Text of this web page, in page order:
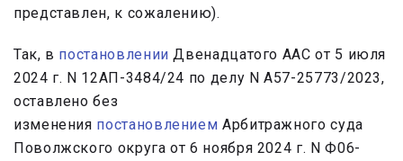
представлен, к сожалению).
Так, в постановлении Двенадцатого ААС от 5 июля
2024 г. N 12АП-3484/24 по делу N А57-25773/2023,
оставлено без
изменения постановлением Арбитражного суда
Поволжского округа от 6 ноября 2024 г. N Ф06-